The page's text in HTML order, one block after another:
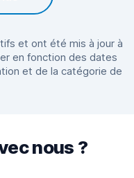
et ont été mis à jour à
en fonction des dates
et de la catégorie de
nous ?